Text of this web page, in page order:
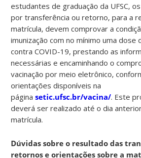
estudantes de graduação da UFSC,
por transferência ou retorno, para a
matrícula, devem comprovar a
imunização com no mínimo uma dose
contra COVID-19, prestando as
necessárias e encaminhando o
vacinação por meio eletrônico,
orientações disponíveis na
páginasetic.ufsc.br/vacina/. Este
deverá ser realizado até o dia
matrícula.
Dúvidas sobre o resultado das
retornos e orientações sobre a